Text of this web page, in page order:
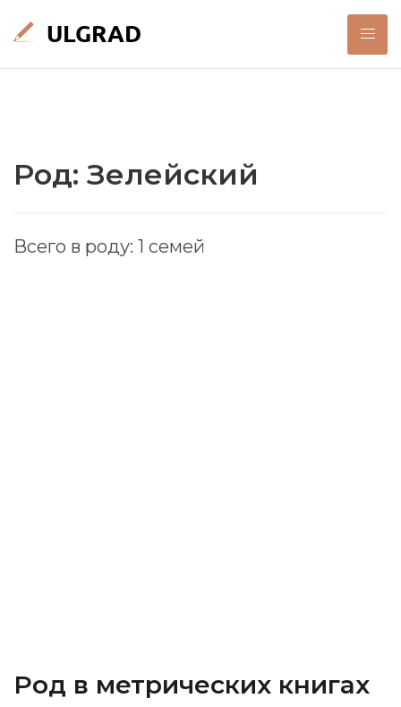
Род: Зелейский
Всего в роду: 1 семей
Род в метрических книгах